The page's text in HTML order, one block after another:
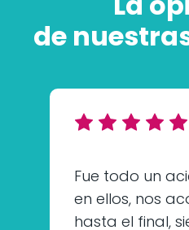
de
Fue todo un
en ellos, nos
hasta el final,